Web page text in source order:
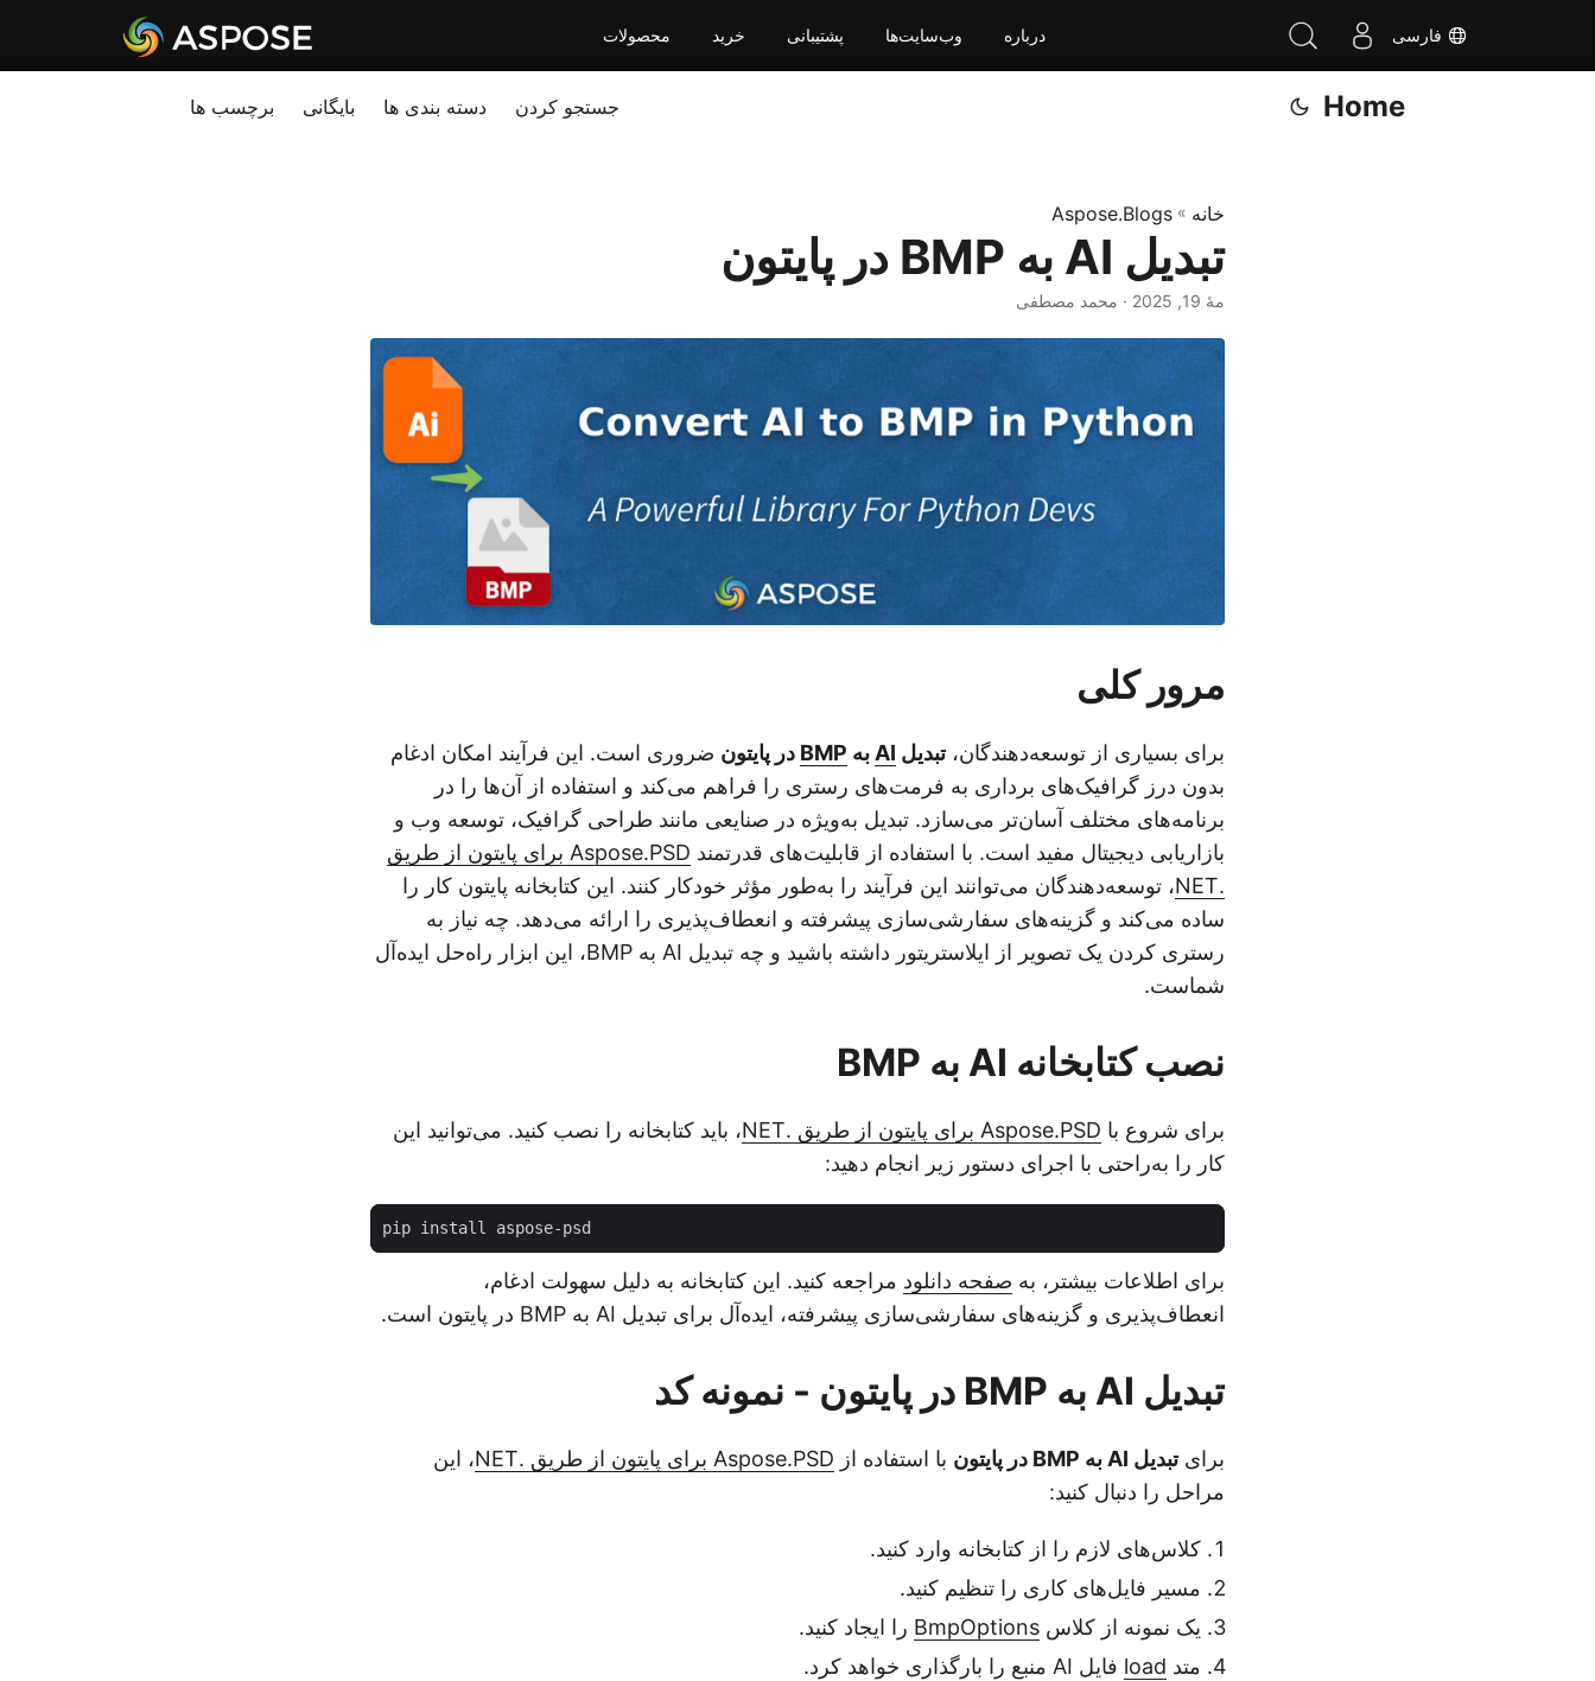
فارسی محصولات خرید پشتیبانی وب‌سایت‌ها درباره
Home جستجو کردن دسته بندی ها بایگانی برچسب ها
خانه »
Aspose.Blogs
تبدیل AI به BMP در پایتون
مهٔ 19, 2025 · محمد مصطفی
مرور کلی
برای بسیاری از توسعه‌دهندگان،تبدیل AI به BMP در پایتون ضروری است. این فرآیند امکان ادغام
بدون درز گرافیک‌های برداری به فرمت‌های رستری را فراهم می‌کند و استفاده از آن‌ها را در
برنامه‌های مختلف آسان‌تر می‌سازد. تبدیل به‌ویژه در صنایعی مانند طراحی گرافیک، توسعه وب و
بازاریابی دیجیتال مفید است. با استفاده از قابلیت‌های قدرتمند
Aspose.PSD برای پایتون از طریق
.NET
، توسعه‌دهندگان می‌توانند این فرآیند را به‌طور مؤثر خودکار کنند. این کتابخانه پایتون کار را
ساده می‌کند و گزینه‌های سفارشی‌سازی پیشرفته و انعطاف‌پذیری را ارائه می‌دهد. چه نیاز به
رستری کردن یک تصویر از ایلاستریتور داشته باشید و چه تبدیل AI به BMP، این ابزار راه‌حل ایده‌آل
شماست.
نصب کتابخانه AI به BMP
برای شروع با Aspose.PSD برای پایتون از طریق .NET
، باید کتابخانه را نصب کنید. می‌توانید این
کار را به‌راحتی با اجرای دستور زیر انجام دهید:
برای اطلاعات بیشتر، به صفحه دانلود مراجعه کنید. این کتابخانه به دلیل سهولت ادغام،
انعطاف‌پذیری و گزینه‌های سفارشی‌سازی پیشرفته، ایده‌آل برای تبدیل AI به BMP در پایتون است.
تبدیل AI به BMP در پایتون - نمونه کد
برایتبدیل AI به BMP در پایتون با استفاده از Aspose.PSD برای پایتون از طریق .NET
، این
مراحل را دنبال کنید:
کلاس‌های لازم را از کتابخانه وارد کنید.
مسیر فایل‌های کاری را تنظیم کنید.
یک نمونه از کلاس BmpOptions را ایجاد کنید.
متد load فایل AI منبع را بارگذاری خواهد کرد.